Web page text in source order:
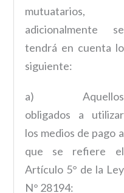
mutuatarios,
adicionalmente se
tendrá en cuenta lo
siguiente:
a) Aquellos
obligados a utilizar
los medios de pago a
que se refiere el
Artículo 5° de la Ley
N° 28194: